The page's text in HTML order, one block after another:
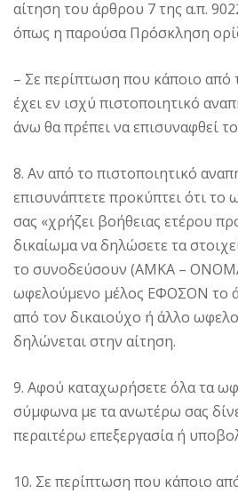
αίτηση του άρθρου 7 της α.π.
όπως η παρούσα Πρόσκληση
– Σε περίπτωση που κάποιο από
έχει εν ισχύ πιστοποιητικό
άνω θα πρέπει να επισυναφθεί
8. Αν από το πιστοποιητικό
επισυνάπτετε προκύπτει ότι το
σας «χρήζει βοήθειας ετέρου
δικαίωμα να δηλώσετε τα
το συνοδεύσουν (ΑΜΚΑ –
ωφελούμενο μέλος ΕΦΟΣΟΝ το
από τον δικαιούχο ή άλλο
δηλώνεται στην αίτηση.
9. Αφού καταχωρήσετε όλα τα
σύμφωνα με τα ανωτέρω σας
περαιτέρω επεξεργασία ή
10. Σε περίπτωση που κάποιο